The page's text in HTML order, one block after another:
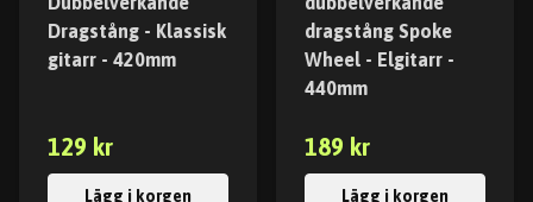
Dragstång - Klassisk
gitarr - 420mm
129 kr
Lägg i korgen
dragstång Spoke
Wheel - Elgitarr -
440mm
189 kr
Lägg i korgen